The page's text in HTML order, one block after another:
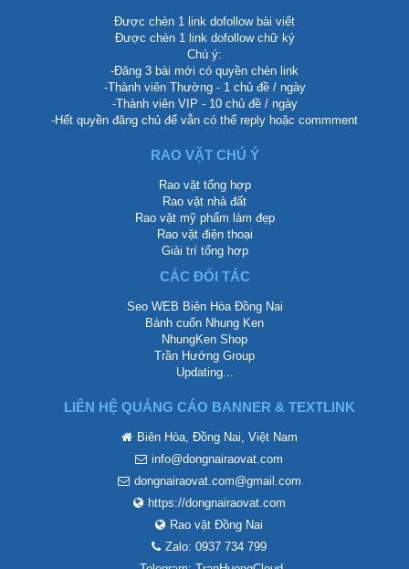
Được chèn 1 link dofollow bài viết
Được chèn 1 link dofollow chữ ký
Chú ý:
-Đăng 3 bài mới có quyền chèn link
-Thành viên Thường - 1 chủ đề / ngày
-Thành viên VIP - 10 chủ đề / ngày
-Hết quyền đăng chủ để vẫn có thể reply hoặc commment
RAO VẶT CHÚ Ý
Rao vặt tổng hợp
Rao vặt nhà đất
Rao vặt mỹ phẩm làm đẹp
Rao vặt điện thoại
Giải trí tổng hợp
CÁC ĐỐI TÁC
Seo WEB Biên Hòa Đồng Nai
Bánh cuốn Nhung Ken
NhungKen Shop
Trần Hướng Group
Updating...
LIÊN HỆ QUẢNG CÁO BANNER & TEXTLINK
Biên Hòa, Đồng Nai, Việt Nam
info@dongnairaovat.com
dongnairaovat.com@gmail.com
https://dongnairaovat.com
Rao vặt Đồng Nai
Zalo: 0937 734 799